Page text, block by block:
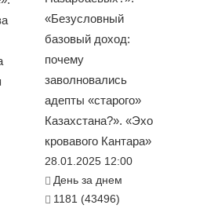
«Безусловный
базовый доход:
почему
заволновались
адепты «старого»
Казахстана?». «Эхо
кровавого Кантара»
28.01.2025 12:00
День за днем
1181 (43496)